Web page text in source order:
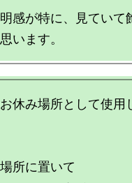
感が特に、見ていて
休み場所として使用
所に置いて